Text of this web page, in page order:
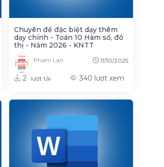
Chuyên đề đặc biệt dạy thêm
dạy chính - Toán 10 Hàm số, đồ
thị - Năm 2026 - KNTT
Phạm Lan 11/10/2025
2 lượt tải 340 lượt xem